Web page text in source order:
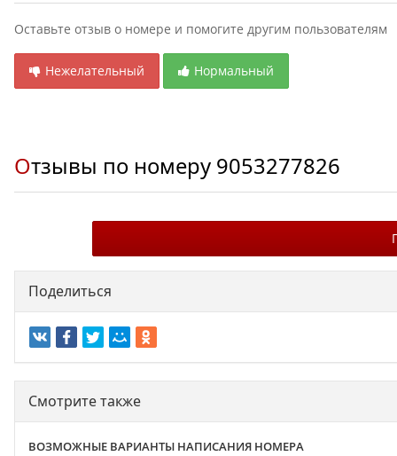
Оставьте отзыв о номере и помогите другим пользователям
Нежелательный Нормальный
Отзывы по номеру 9053277826
Поделиться
Смотрите также
ВОЗМОЖНЫЕ ВАРИАНТЫ НАПИСАНИЯ НОМЕРА